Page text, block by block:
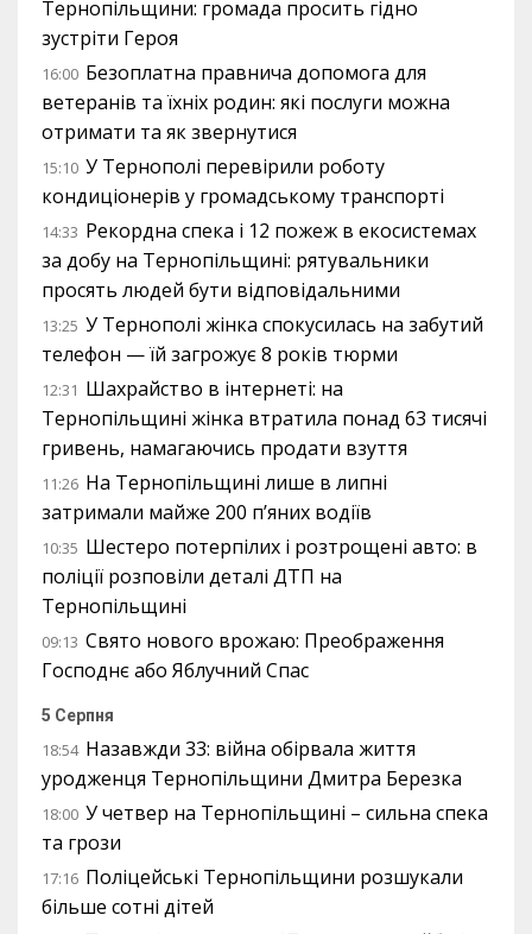
Тернопільщини: громада просить гідно
зустріти Героя
16:00 Безоплатна правнича допомога для
ветеранів та їхніх родин: які послуги можна
отримати та як звернутися
15:10 У Тернополі перевірили роботу
кондиціонерів у громадському транспорті
14:33 Рекордна спека і 12 пожеж в екосистемах
за добу на Тернопільщині: рятувальники
просять людей бути відповідальними
13:25 У Тернополі жінка спокусилась на забутий
телефон — їй загрожує 8 років тюрми
12:31 Шахрайство в інтернеті: на
Тернопільщині жінка втратила понад 63 тисячі
гривень, намагаючись продати взуття
11:26 На Тернопільщині лише в липні
затримали майже 200 п’яних водіїв
10:35 Шестеро потерпілих і розтрощені авто: в
поліції розповіли деталі ДТП на
Тернопільщині
09:13 Свято нового врожаю: Преображення
Господнє або Яблучний Спас
5 Серпня
18:54 Назавжди 33: війна обірвала життя
уродженця Тернопільщини Дмитра Березка
18:00 У четвер на Тернопільщині – сильна спека
та грози
17:16 Поліцейські Тернопільщини розшукали
більше сотні дітей